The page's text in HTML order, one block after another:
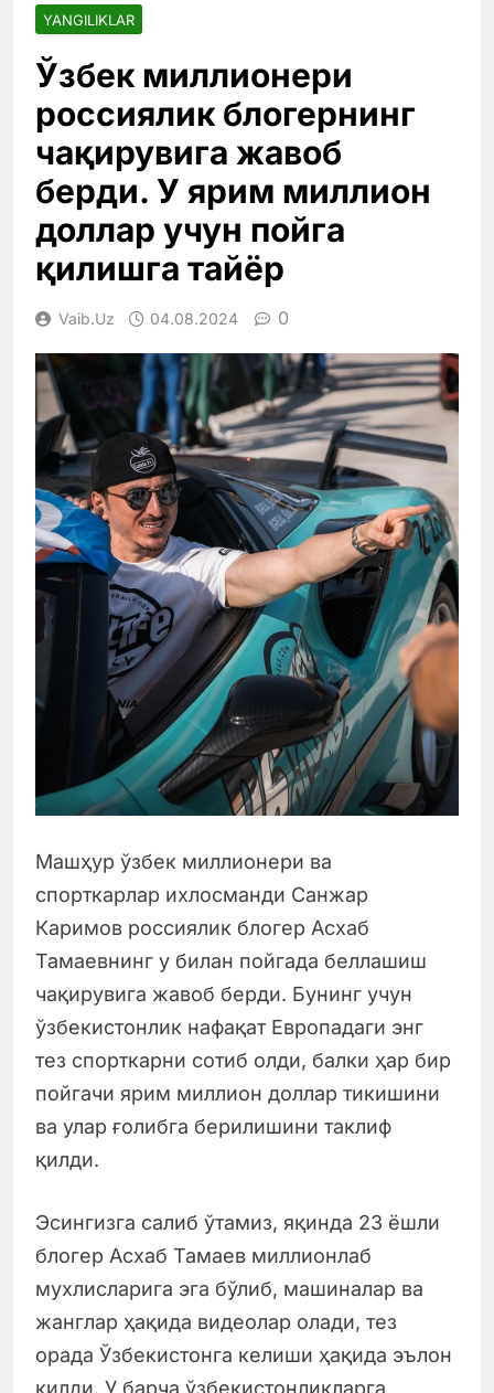
YANGILIKLAR
Ўзбек миллионери
россиялик блогернинг
чақирувига жавоб
берди. У ярим миллион
доллар учун пойга
қилишга тайёр
Vaib.uz 04.08.2024 0
Машҳур ўзбек миллионери ва
спорткарлар ихлосманди Санжар
Каримов россиялик блогер Асхаб
Тамаевнинг у билан пойгада беллашиш
чақирувига жавоб берди. Бунинг учун
ўзбекистонлик нафақат Европадаги энг
тез спорткарни сотиб олди, балки ҳар бир
пойгачи ярим миллион доллар тикишини
ва улар ғолибга берилишини таклиф
қилди.
Эсингизга салиб ўтамиз, яқинда 23 ёшли
блогер Асхаб Тамаев миллионлаб
мухлисларига эга бўлиб, машиналар ва
жанглар ҳақида видеолар олади, тез
орада Ўзбекистонга келиши ҳақида эълон
қилди. У барча ўзбекистонликларга